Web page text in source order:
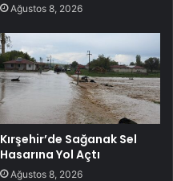
Ağustos 8, 2026
Kırşehir’de Sağanak Sel
Hasarına Yol Açtı
Ağustos 8, 2026